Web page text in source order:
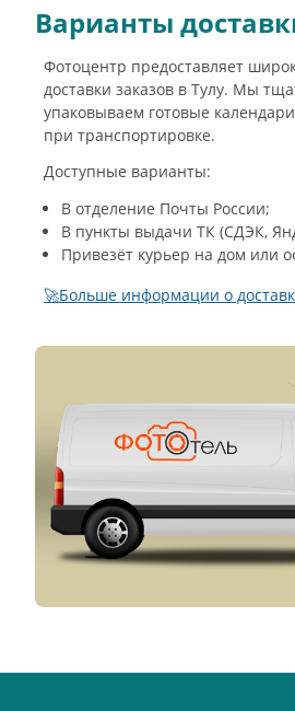
Варианты
Фотоцентр предоставляет
доставки заказов в Тулу. Мы
упаковываем готовые
при транспортировке.
Доступные варианты:
В отделение Почты России;
В пункты выдачи ТК (СДЭК,
Привезёт курьер на дом или
🚀Больше информации о